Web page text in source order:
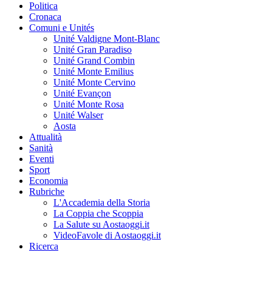
Politica
Cronaca
Comuni e Unités
Unité Valdigne Mont-Blanc
Unité Gran Paradiso
Unité Grand Combin
Unité Monte Emilius
Unité Monte Cervino
Unité Evançon
Unité Monte Rosa
Unité Walser
Aosta
Attualità
Sanità
Eventi
Sport
Economia
Rubriche
L'Accademia della Storia
La Coppia che Scoppia
La Salute su Aostaoggi.it
VideoFavole di Aostaoggi.it
Ricerca